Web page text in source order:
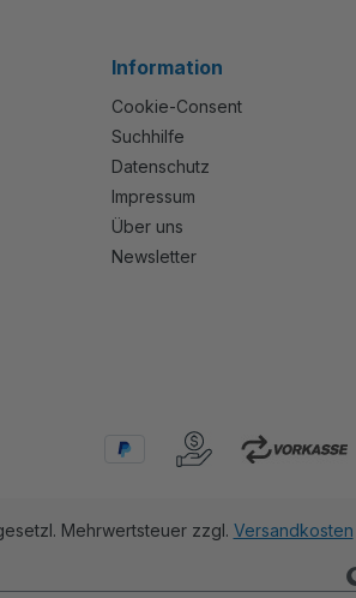
Information
Cookie-Consent
Suchhilfe
Datenschutz
Impressum
Über uns
Newsletter
Mehrwertsteuer zzgl. Versandkosten